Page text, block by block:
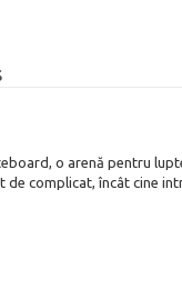
o arenă pentru
complicat, încât cine